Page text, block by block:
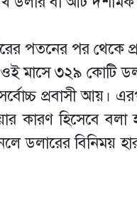
পতনের পর থেকে
ওই মাসে ৩২৯ কোটি
প্রবাসী আয়।
কারণ হিসেবে
ডলারের